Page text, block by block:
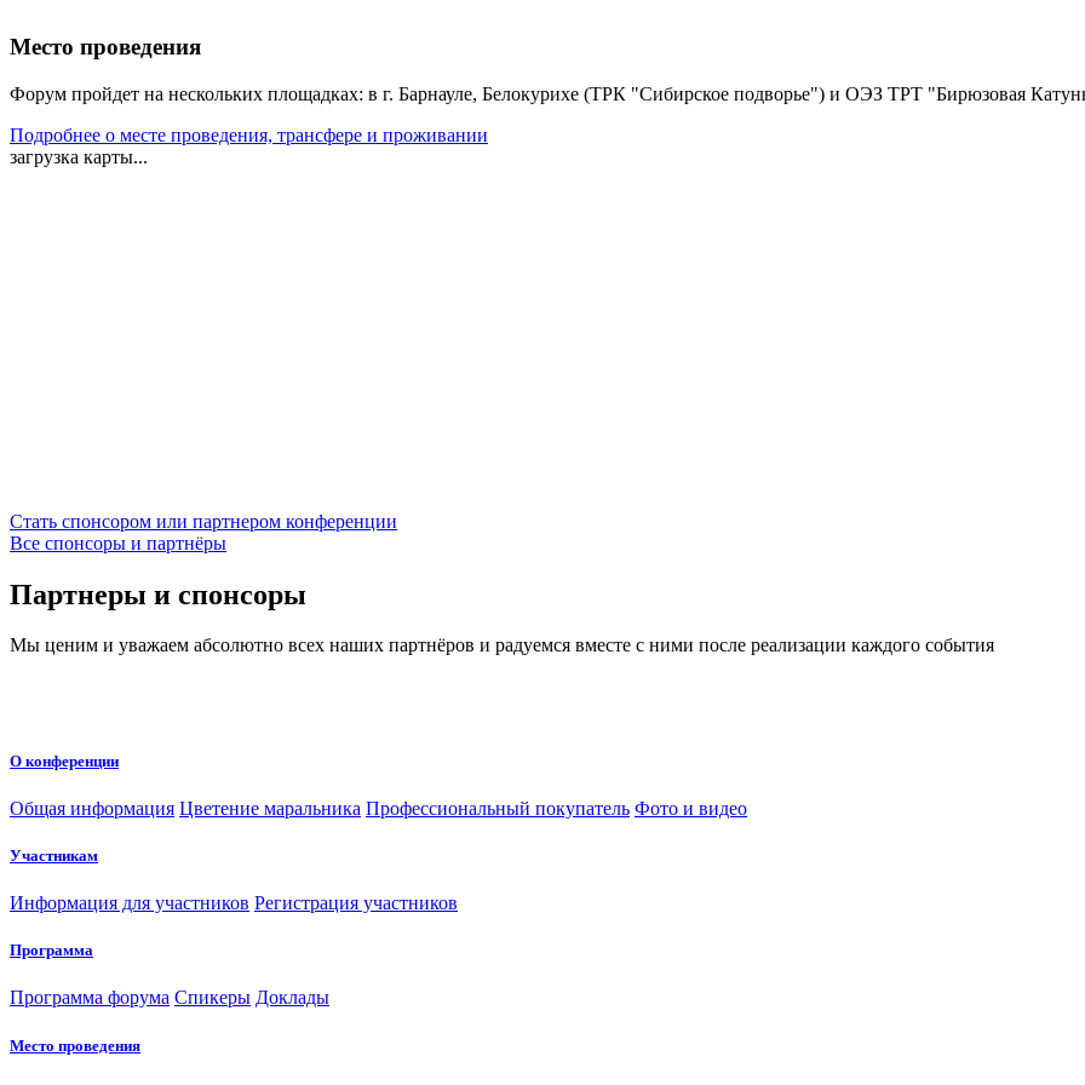
Место проведения
Форум пройдет на нескольких площадках: в г. Барнауле, Белокурихе (ТРК "Сибирское подворье") и ОЭЗ ТРТ "Бирюзовая
Подробнее о месте проведения, трансфере и проживании
загрузка карты...
Стать спонсором или партнером конференции
Все спонсоры и партнёры
Партнеры и спонсоры
Мы ценим и уважаем абсолютно всех наших партнёров и радуемся вместе с ними после реализации каждого события
О конференции
Общая информация Цветение маральника Профессиональный покупатель Фото и видео
Участникам
Информация для участников Регистрация участников
Программа
Программа форума Спикеры Доклады
Место проведения